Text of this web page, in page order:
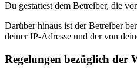
Du gestattest dem Betreiber, die
Darüber hinaus ist der Betreiber
deiner IP-Adresse und der von
Regelungen bezüglich der